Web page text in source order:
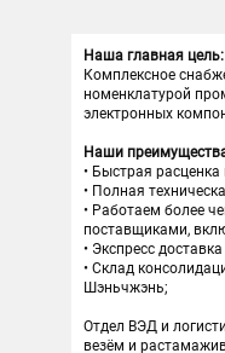
Наша главная цель:
Комплексное
номенклатурой
электронных
Наши
Быстрая
Полная
Работаем более
поставщиками,
Экспресс
Склад
Шэньчжэнь;
Отдел ВЭД и
везём и